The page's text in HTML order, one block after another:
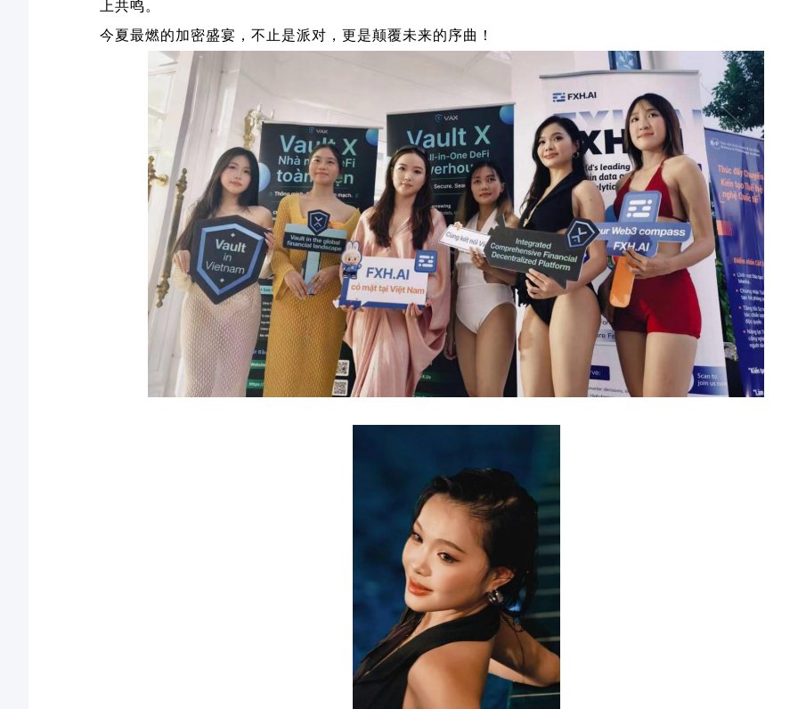
上共鸣。
今夏最燃的加密盛宴，不止是派对，更是颠覆未来的序曲！